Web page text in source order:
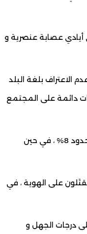
عصابة عنصرية و
الاعتراف بلغة البلد
دائمة على المجتمع
ـ من غيرُهم ، يستطيع أن يطالب بتدريس لهجة ميتة ، في بلد لا يمثلون فيه أكثر من حدود 8% ، في حين
على الهوية ، في
درجات الجهل و